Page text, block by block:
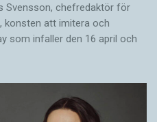
Svensson, chefredaktör för
konsten att imitera och
som infaller den 16 april och